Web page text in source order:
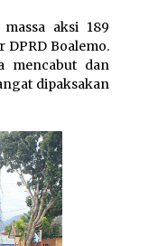
aksi 189
Boalemo.
mencabut dan
dipaksakan